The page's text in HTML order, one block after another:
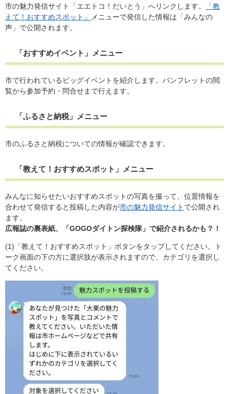
市の魅力発信サイト「エエトコ！だいとう」へリンクします。
「教
えて！おすすめスポット」
メニューで発信した情報は「みんなの
声」で公開されます。
「おすすめイベント」メニュー
市で行われているビッグイベントを紹介します。パンフレットの閲
覧から参加予約・問合せまで行えます。
「ふるさと納税」メニュー
市のふるさと納税についての情報が確認できます。
「教えて！おすすめスポット」メニュー
みんなに知らせたいおすすめスポットの写真を撮って、位置情報を
合わせて発信すると投稿した内容が市の魅力発信サイト ​で公開され
ます。
広報誌の裏表紙、「GOGOダイトン探検隊」で紹介されるかも？！
(1)「教えて！おすすめスポット」ボタンをタップしてください。ト
ーク画面の下の方に選択肢が表示されますので、カテゴリを選択し
てください。